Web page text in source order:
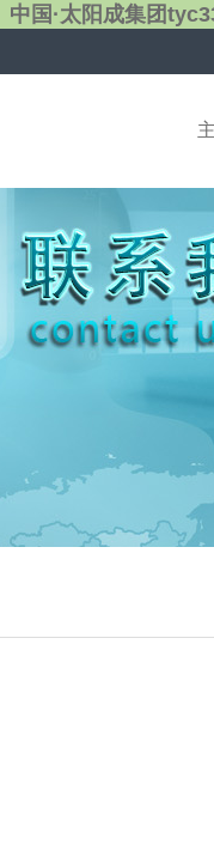
中国·太阳成集团